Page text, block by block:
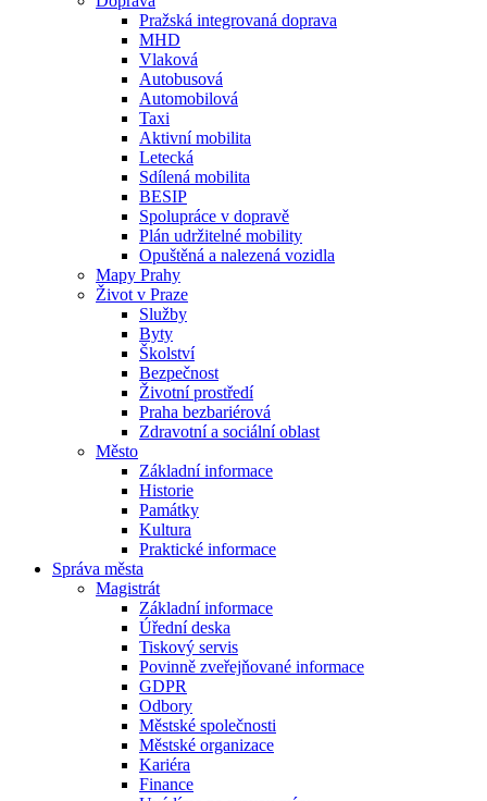
Pražská integrovaná doprava
MHD
Vlaková
Autobusová
Automobilová
Taxi
Aktivní mobilita
Letecká
Sdílená mobilita
BESIP
Spolupráce v dopravě
Plán udržitelné mobility
Opuštěná a nalezená vozidla
Mapy Prahy
Život v Praze
Služby
Byty
Školství
Bezpečnost
Životní prostředí
Praha bezbariérová
Zdravotní a sociální oblast
Město
Základní informace
Historie
Památky
Kultura
Praktické informace
Správa města
Magistrát
Základní informace
Úřední deska
Tiskový servis
Povinně zveřejňované informace
GDPR
Odbory
Městské společnosti
Městské organizace
Kariéra
Finance